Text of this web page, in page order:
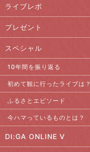
ライブレポ
プレゼント
スペシャル
10年間を振り返る
初めて観に行ったライブは？
ふるさとエピソード
今ハマっているものとは？
DI:GA ONLINE V